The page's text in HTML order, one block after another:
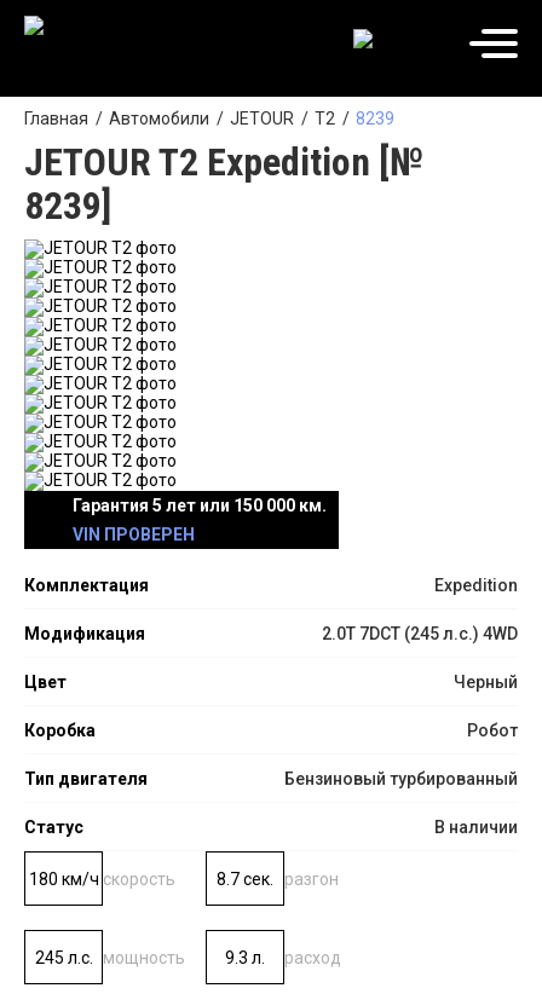
Главная Автомобили JETOUR T2 8239
JETOUR T2 Expedition [№
8239]
Гарантия 5 лет или 150 000 км.
VIN ПРОВЕРЕН
Комплектация Expedition
Модификация 2.0T 7DCT (245 л.с.) 4WD
Цвет Черный
Коробка Робот
Тип двигателя Бензиновый турбированный
Статус В наличии
180 км/ч скорость 8.7 сек. разгон
245 л.с. мощность 9.3 л. расход